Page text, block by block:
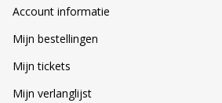
Account informatie
Mijn bestellingen
Mijn tickets
Mijn verlanglijst